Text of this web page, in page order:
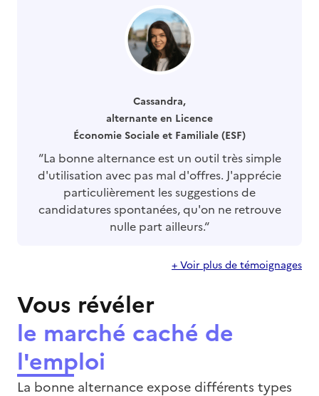
Cassandra,
alternante en Licence
Économie Sociale et Familiale (ESF)
“La bonne alternance est un outil très simple
d'utilisation avec pas mal d'offres. J'apprécie
particulièrement les suggestions de
candidatures spontanées, qu'on ne retrouve
nulle part ailleurs.“
+ Voir plus de témoignages
Vous révéler
le marché caché de
l'emploi
La bonne alternance expose différents types